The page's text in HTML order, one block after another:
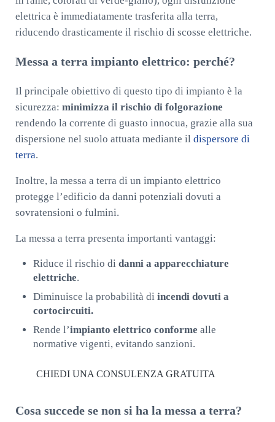
elettrica è immediatamente trasferita alla terra,
riducendo drasticamente il rischio di scosse elettriche.
Messa a terra impianto elettrico: perché?
Il principale obiettivo di questo tipo di impianto è la
sicurezza: minimizza il rischio di folgorazione
rendendo la corrente di guasto innocua, grazie alla sua
dispersione nel suolo attuata mediante il dispersore di
terra.
Inoltre, la messa a terra di un impianto elettrico
protegge l’edificio da danni potenziali dovuti a
sovratensioni o fulmini.
La messa a terra presenta importanti vantaggi:
Riduce il rischio didanni a apparecchiature
elettriche.
Diminuisce la probabilità diincendi dovuti a
cortocircuiti.
Rende l’impianto elettrico conforme alle
normative vigenti, evitando sanzioni.
CHIEDI UNA CONSULENZA GRATUITA
Cosa succede se non si ha la messa a terra?